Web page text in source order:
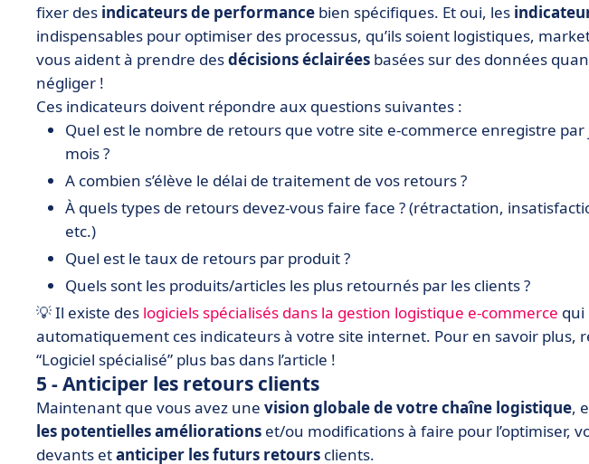
fixer des indicateurs de performance bien spécifiques. Et oui, les
indispensables pour optimiser des processus, qu’ils soient logistiques,
vous aident à prendre desdécisions éclairées basées sur des données
négliger !
Ces indicateurs doivent répondre aux questions suivantes :
Quel est le nombre de retours que votre site e-commerce enregistre
mois ?
A combien s’élève le délai de traitement de vos retours ?
À quels types de retours devez-vous faire face ? (rétractation,
etc.)
Quel est le taux de retours par produit ?
Quels sont les produits/articles les plus retournés par les clients ?
💡 Il existe des logiciels spécialisés dans la gestion logistique e-commerce qui
automatiquement ces indicateurs à votre site internet. Pour en savoir plus,
“Logiciel spécialisé” plus bas dans l’article !
5 - Anticiper les retours clients
Maintenant que vous avez une vision globale de votre chaîne logistique,
les potentielles améliorations et/ou modifications à faire pour l’optimiser,
devants etanticiper les futurs retours clients.